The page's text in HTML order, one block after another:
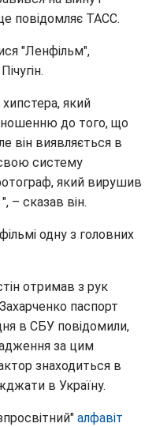
повідомляє ТАСС.
"Ленфільм",
який
до того, що
він виявляється в
свою систему
який вирушив
– сказав він.
одну з головних
отримав з рук
паспорт
в СБУ повідомили,
за цим
знаходиться в
в Україну.
алфавіт